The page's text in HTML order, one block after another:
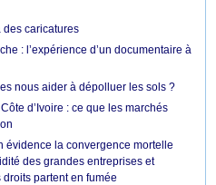
des caricatures
: l’expérience d’un documentaire à
nous aider à dépolluer les sols ?
d’Ivoire : ce que les marchés
évidence la convergence mortelle
des grandes entreprises et
partent en fumée